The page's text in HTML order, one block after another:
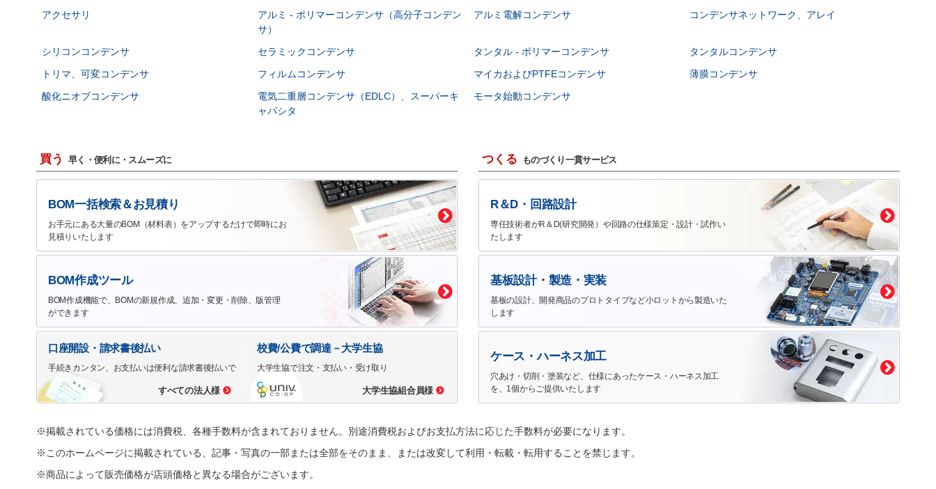
アクセサリ
アルミ - ポリマーコンデンサ（高分子コンデン
サ）
アルミ電解コンデンサ コンデンサネットワーク、アレイ
シリコンコンデンサ セラミックコンデンサ タンタル - ポリマーコンデンサ
タンタルコンデンサ
トリマ、可変コンデンサ
フィルムコンデンサ マイカおよびPTFEコンデンサ
薄膜コンデンサ
酸化ニオブコンデンサ
電気二重層コンデンサ（EDLC）、スーパーキ
ャパシタ
モータ始動コンデンサ
買う 早く・便利に・スムーズに
BOM一括検索＆お見積り
お手元にある大量のBOM（材料表）をアップするだけで即時にお
見積りいたします
BOM作成ツール
BOM作成機能で、BOMの新規作成、追加・変更・削除、版管理
ができます
口座開設・請求書後払い
手続きカンタン、お支払いは便利な請求書後払いで
すべての法人様
校費/公費で調達－大学生協
大学生協で注文・支払い・受け取り
大学生協組合員様
つくる ものづくり一貫サービス
R＆D・回路設計
専任技術者がR＆D(研究開発）や回路の仕様策定・設計・試作い
たします
基板設計・製造・実装
基板の設計、開発商品のプロトタイプなど小ロットから製造いた
します
ケース・ハーネス加工
穴あけ・切削・塗装など、仕様にあったケース・ハーネス加工
を、1個からご提供いたします
※掲載されている価格には消費税、各種手数料が含まれておりません。別途消費税およびお支払方法に応じた手数料が必要になります。
※このホームページに掲載されている、記事・写真の一部または全部をそのまま、または改変して利用・転載・転用することを禁じます。
※商品によって販売価格が店頭価格と異なる場合がございます。